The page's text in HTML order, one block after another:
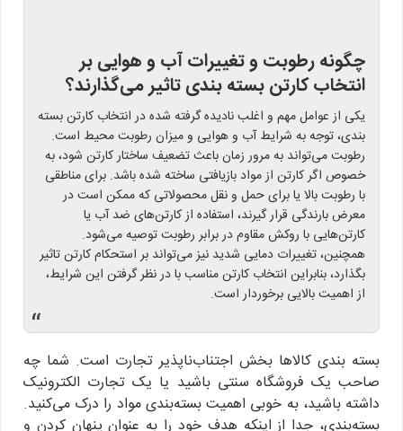
چگونه رطوبت و تغییرات آب و هوایی بر
انتخاب کارتن بسته بندی تاثیر می‌گذارند؟
یکی از عوامل مهم و اغلب نادیده گرفته شده در انتخاب کارتن بسته
بندی، توجه به شرایط آب و هوایی و میزان رطوبت محیط است.
رطوبت می‌تواند به مرور زمان باعث تضعیف ساختار کارتن شود، به
خصوص اگر کارتن از مواد بازیافتی ساخته شده باشد. برای مناطقی
با رطوبت بالا یا برای حمل و نقل محصولاتی که ممکن است در
معرض بارندگی قرار گیرند، استفاده از کارتن‌های ضد آب یا
کارتن‌هایی با روکش مقاوم در برابر رطوبت توصیه می‌شود.
همچنین، تغییرات دمایی شدید نیز می‌تواند بر استحکام کارتن تاثیر
بگذارد، بنابراین انتخاب کارتن مناسب با در نظر گرفتن این شرایط،
از اهمیت بالایی برخوردار است.
“
بسته بندی کالاها بخش اجتناب‌ناپذیر تجارت است. شما چه
صاحب یک فروشگاه سنتی باشید یا یک تجارت الکترونیک
داشته باشید، به خوبی اهمیت بسته‌بندی مواد را درک می‌کنید.
بسته‌بندی، جدا از اینکه هدف خود را به عنوان پنهان کردن و